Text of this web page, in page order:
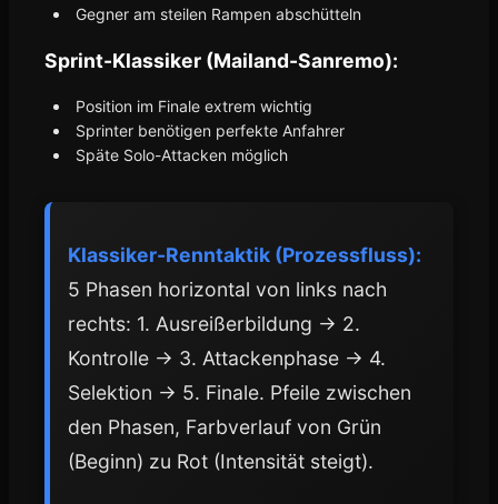
Gegner am steilen Rampen abschütteln
Sprint-Klassiker (Mailand-Sanremo):
Position im Finale extrem wichtig
Sprinter benötigen perfekte Anfahrer
Späte Solo-Attacken möglich
Klassiker-Renntaktik (Prozessfluss):
5 Phasen horizontal von links nach
rechts: 1. Ausreißerbildung → 2.
Kontrolle → 3. Attackenphase → 4.
Selektion → 5. Finale. Pfeile zwischen
den Phasen, Farbverlauf von Grün
(Beginn) zu Rot (Intensität steigt).